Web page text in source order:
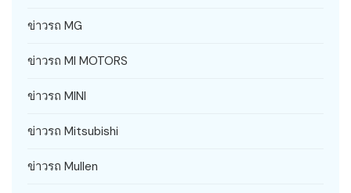
ข่าวรถ MG
ข่าวรถ MI MOTORS
ข่าวรถ MINI
ข่าวรถ Mitsubishi
ข่าวรถ Mullen